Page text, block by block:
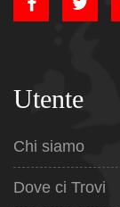
Utente
Chi siamo
Dove ci Trovi